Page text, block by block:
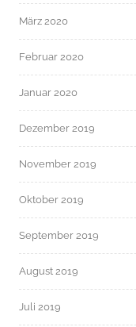
März 2020
Februar 2020
Januar 2020
Dezember 2019
November 2019
Oktober 2019
September 2019
August 2019
Juli 2019